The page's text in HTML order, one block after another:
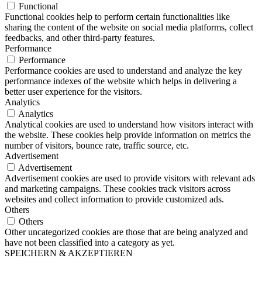
Functional
Functional cookies help to perform certain functionalities like
sharing the content of the website on social media platforms, collect
feedbacks, and other third-party features.
Performance
Performance
Performance cookies are used to understand and analyze the key
performance indexes of the website which helps in delivering a
better user experience for the visitors.
Analytics
Analytics
Analytical cookies are used to understand how visitors interact with
the website. These cookies help provide information on metrics the
number of visitors, bounce rate, traffic source, etc.
Advertisement
Advertisement
Advertisement cookies are used to provide visitors with relevant ads
and marketing campaigns. These cookies track visitors across
websites and collect information to provide customized ads.
Others
Others
Other uncategorized cookies are those that are being analyzed and
have not been classified into a category as yet.
SPEICHERN & AKZEPTIEREN